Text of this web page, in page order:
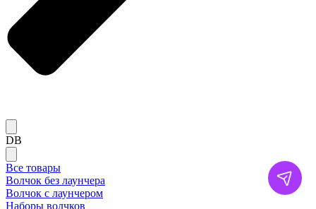
DB
Все товары
Волчок без лаунчера
Волчок с лаунчером
Наборы волчков